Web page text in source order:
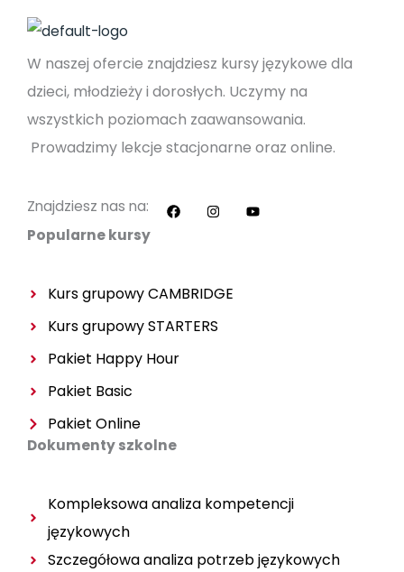
W naszej ofercie znajdziesz kursy językowe dla
dzieci, młodzieży i dorosłych. Uczymy na
wszystkich poziomach zaawansowania.
Prowadzimy lekcje stacjonarne oraz online.
Znajdziesz nas na: c
e
s
t
m
u
t
Popularne kursy
Kurs grupowy CAMBRIDGE
Kurs grupowySTARTERS
Pakiet Happy Hour
Pakiet Basic
Pakiet Online
Dokumenty szkolne
Kompleksowa analiza kompetencji
językowych
Szczegółowa analiza potrzeb językowych